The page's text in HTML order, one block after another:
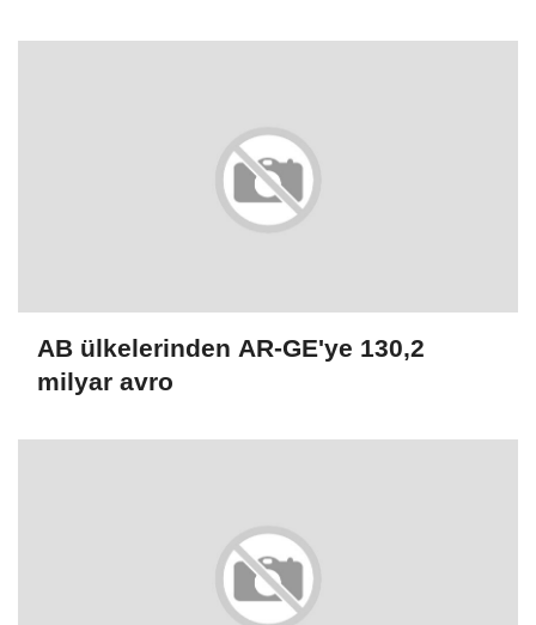
AB ülkelerinden AR-GE'ye 130,2
milyar avro